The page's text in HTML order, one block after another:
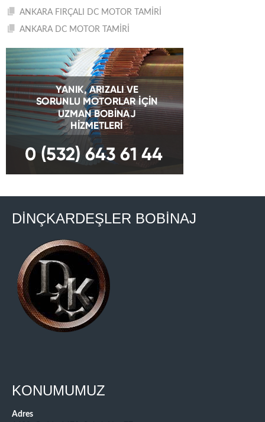
ANKARA FIRÇALI DC MOTOR TAMİRİ
ANKARA DC MOTOR TAMİRİ
DİNÇKARDEŞLER BOBİNAJ
KONUMUMUZ
Adres